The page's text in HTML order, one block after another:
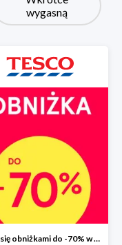
wygasną
Ciesz się obniżkami do -70% w F&F